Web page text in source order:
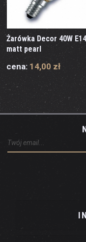
Żarówka Decor 40W
matt pearl
cena: 14,00 zł